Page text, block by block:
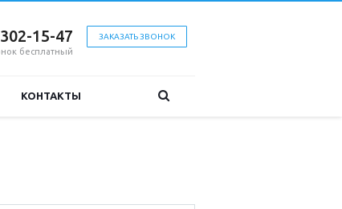
ЗАКАЗАТЬ ЗВОНОК
15-47
бесплатный
КОНТАКТЫ